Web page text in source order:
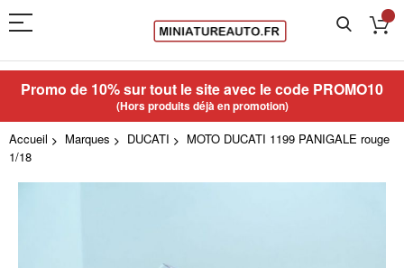
Promo de 10% sur tout le site avec le code PROMO10
(Hors produits déjà en promotion)
Accueil Marques DUCATI
MOTO DUCATI 1199 PANIGALE rouge
1/18